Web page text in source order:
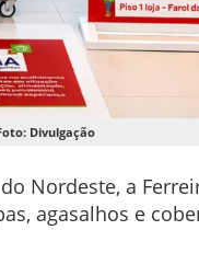
Divulgação
Nordeste, a
agasalhos e